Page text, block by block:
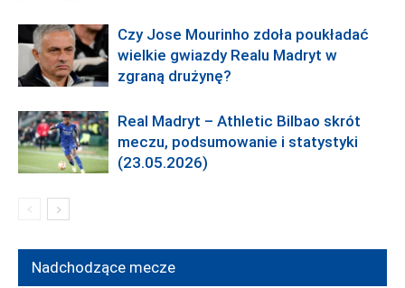
Czy Jose Mourinho zdoła poukładać
wielkie gwiazdy Realu Madryt w
zgraną drużynę?
Real Madryt – Athletic Bilbao skrót
meczu, podsumowanie i statystyki
(23.05.2026)
Nadchodzące mecze